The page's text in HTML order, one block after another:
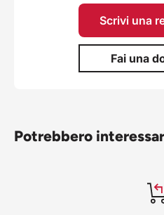
Scrivi una
Fai una
Potrebbero